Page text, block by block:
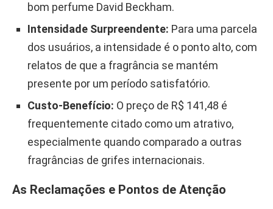
bom perfume David Beckham.
Intensidade Surpreendente: Para uma parcela
dos usuários, a intensidade é o ponto alto, com
relatos de que a fragrância se mantém
presente por um período satisfatório.
Custo-Benefício: O preço de R$ 141,48 é
frequentemente citado como um atrativo,
especialmente quando comparado a outras
fragrâncias de grifes internacionais.
As Reclamações e Pontos de Atenção